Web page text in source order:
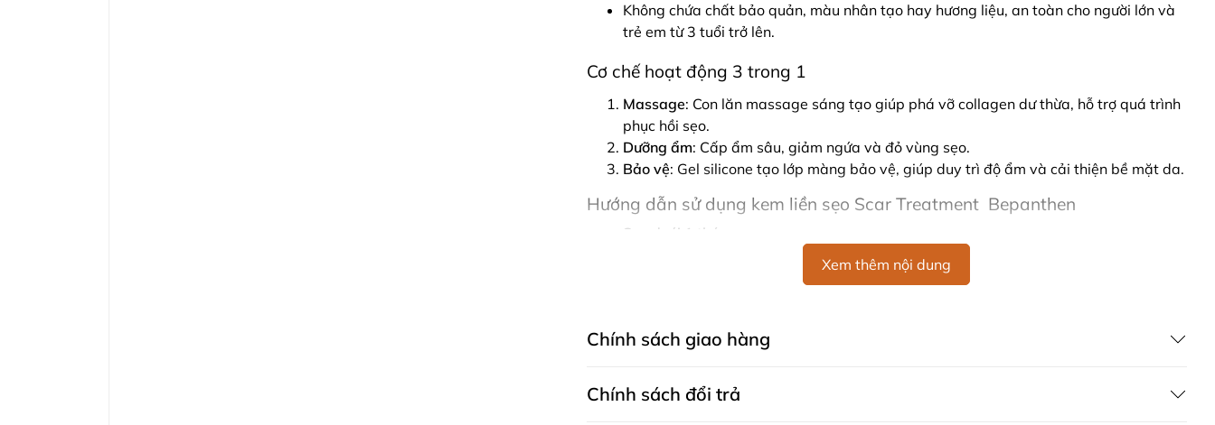
Không chứa chất bảo quản, màu nhân tạo hay hương liệu, an toàn cho người lớn và
trẻ em từ 3 tuổi trở lên.
Cơ chế hoạt động 3 trong 1
Massage: Con lăn massage sáng tạo giúp phá vỡ collagen dư thừa, hỗ trợ quá trình
phục hồi sẹo.
Dưỡng ẩm: Cấp ẩm sâu, giảm ngứa và đỏ vùng sẹo.
Bảo vệ: Gel silicone tạo lớp màng bảo vệ, giúp duy trì độ ẩm và cải thiện bề mặt da.
Hướng dẫn sử dụng kem liền sẹo Scar Treatment Bepanthen
Sẹo dưới 1 tháng
Thoa một lớp gel mỏng lên vùng sẹo đã đóng hoàn toàn.
Sử dụng 2 lần mỗi ngày liên tục cho đến khi sẹo được 1 tháng.
Thoa một lớp gel mỏng lên vùng sẹo, sử dụng 2 lần mỗi ngày.
Lưu ý khi sử dụng
Xem thêm nội dung
Chính sách giao hàng
Chính sách đổi trả